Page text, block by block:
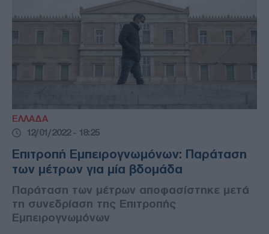
ΕΛΛΑΔΑ
12/01/2022 - 18:25
Επιτροπή Εμπειρογνωμόνων: Παράταση
των μέτρων για μία βδομάδα
Παράταση των μέτρων αποφασίστηκε μετά
τη συνεδρίαση της Επιτροπής
Εμπειρογνωμόνων